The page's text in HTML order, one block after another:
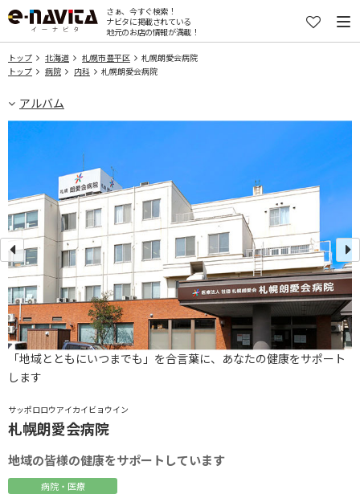
さぁ、今すぐ検索！
ナビタに掲載されている
地元のお店の情報が満載！
トップ 北海道 札幌市豊平区
札幌朗愛会病院
トップ
病院 内科 札幌朗愛会病院
アルバム
サッポロロウアイカイビョウイン
札幌朗愛会病院
地域の皆様の健康をサポートしています
病院・医療
「地域とともにいつまでも」を合言葉に、あなたの健康をサポート
します